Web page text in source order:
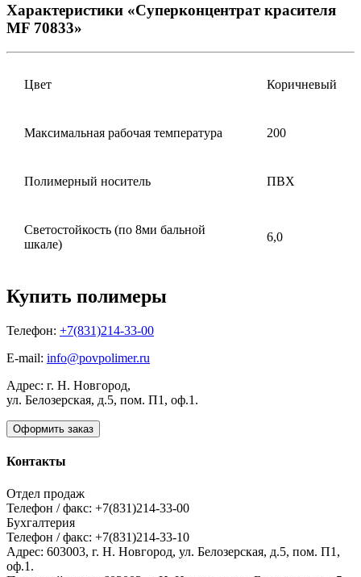
Характеристики «Суперконцентрат красителя
MF 70833»
Цвет Коричневый
Максимальная рабочая температура 200
Полимерный носитель ПВХ
Светостойкость (по 8ми бальной
шкале)
6,0
Купить полимеры
Телефон: +7(831)214-33-00
E-mail: info@povpolimer.ru
Адрес: г. Н. Новгород,
ул. Белозерская, д.5, пом. П1, оф.1.
Оформить заказ
Контакты
Отдел продаж
Телефон / факс: +7(831)214-33-00
Бухгалтерия
Телефон / факс: +7(831)214-33-10
Адрес: 603003, г. Н. Новгород, ул. Белозерская, д.5, пом. П1,
оф.1.